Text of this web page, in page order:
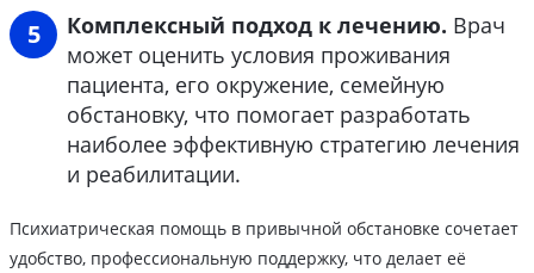
Комплексный подход к лечению. Врач
может оценить условия проживания
пациента, его окружение, семейную
обстановку, что помогает разработать
наиболее эффективную стратегию лечения
и реабилитации.
Психиатрическая помощь в привычной обстановке сочетает
удобство, профессиональную поддержку, что делает её